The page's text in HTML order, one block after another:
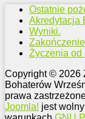
Ostatnie
Akredytacja
Wyniki.
Życzenia od
Copyright © 2026
Bohaterów
prawa
Joomla! jest